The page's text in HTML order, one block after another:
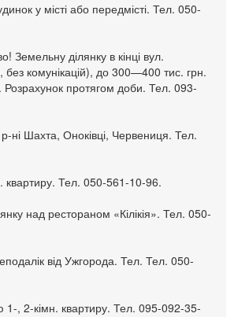
у місті або передмісті. Тел. 050-
Земельну ділянку в кінці вул.
без комунікацій), до 300—400 тис. грн.
Розрахунок протягом доби. Тел. 093-
ні Шахта, Оноківці, Червениця. Тел.
квартиру. Тел. 050-561-10-96.
над рестораном «Кілікія». Тел. 050-
від Ужгорода. Тел. Тел. 050-
1-, 2-кімн. квартиру. Тел. 095-092-35-